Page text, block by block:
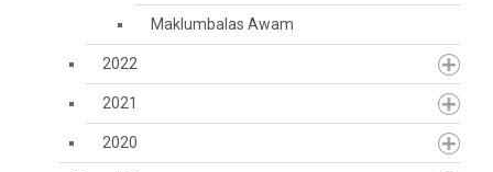
Maklumbalas Awam
2022
2021
2020